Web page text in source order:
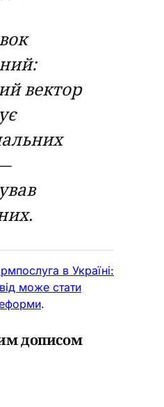
вектор
в Україні:
може стати
.
дописом